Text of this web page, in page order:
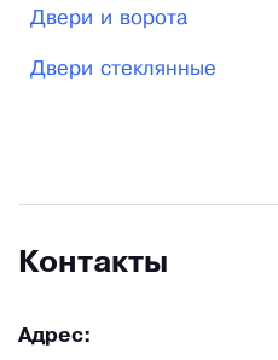
Двери и ворота
Двери стеклянные
Контакты
Адрес: